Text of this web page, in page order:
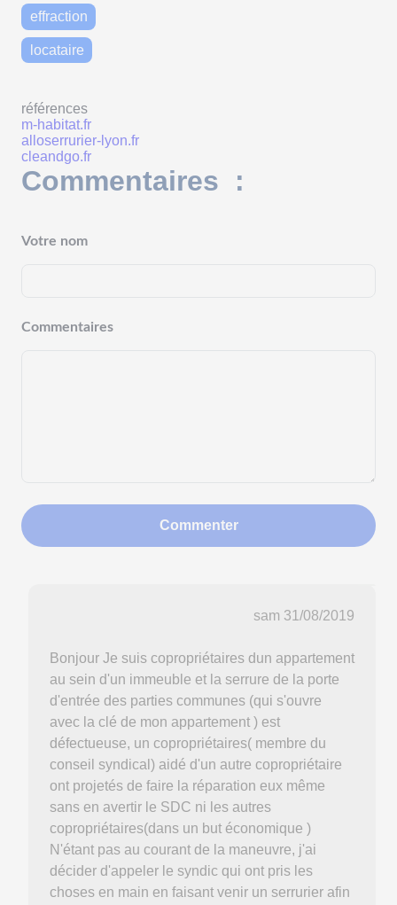
effraction
locataire
références
m-habitat.fr
alloserrurier-lyon.fr
cleandgo.fr
Commentaires :
Votre nom
Commentaires
Commenter
sam 31/08/2019
Bonjour Je suis copropriétaires dun appartement
au sein d'un immeuble et la serrure de la porte
d'entrée des parties communes (qui s'ouvre
avec la clé de mon appartement ) est
défectueuse, un copropriétaires( membre du
conseil syndical) aidé d'un autre copropriétaire
ont projetés de faire la réparation eux même
sans en avertir le SDC ni les autres
copropriétaires(dans un but économique )
N'étant pas au courant de la maneuvre, j'ai
décider d'appeler le syndic qui ont pris les
choses en main en faisant venir un serrurier afin